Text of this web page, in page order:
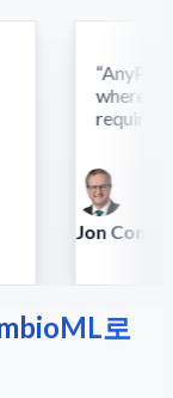
where
require
Jon Conradt
로